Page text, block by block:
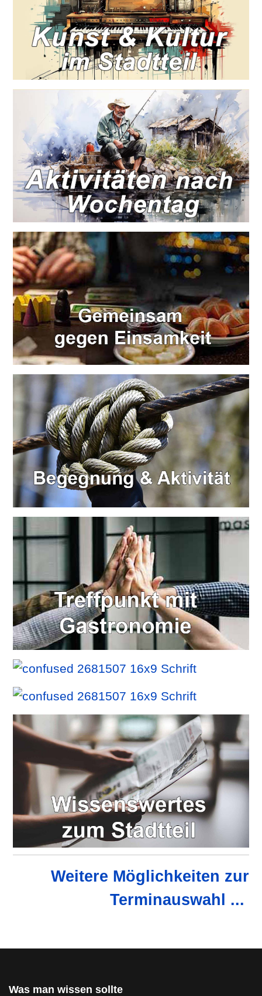
Weitere Möglichkeiten zur
Terminauswahl ...
Was man wissen sollte